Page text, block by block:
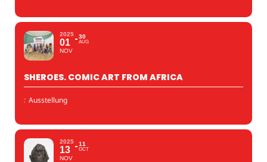
2025
01
NOV
30
AUG
SHEROES. COMIC ART FROM AFRICA
: Ausstellung
2025
13
NOV
11
OCT